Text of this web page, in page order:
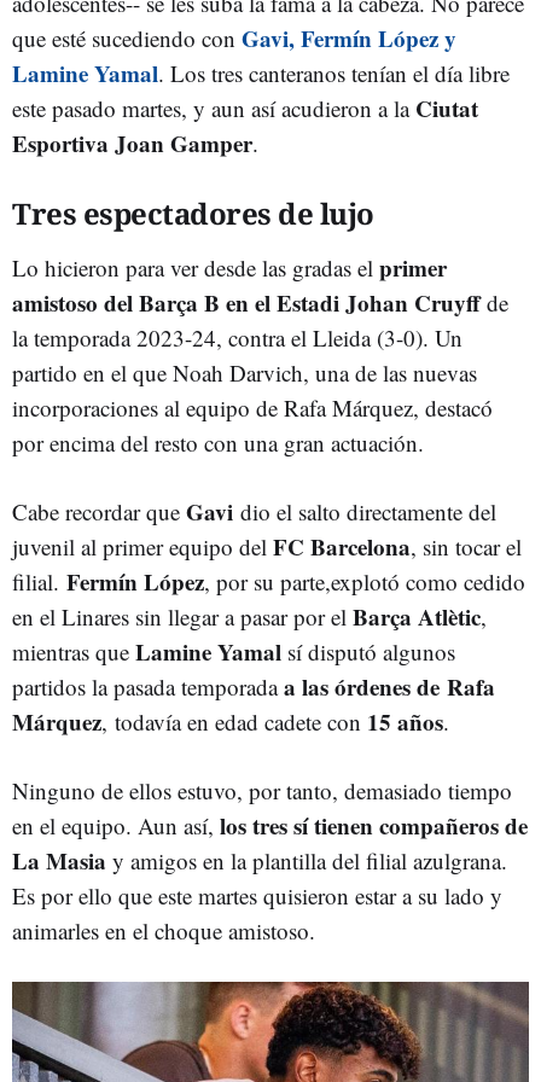
que esté sucediendo con Gavi, Fermín López y
Lamine Yamal. Los tres canteranos tenían el día libre
este pasado martes, y aun así acudieron a la Ciutat
Esportiva Joan Gamper.
Tres espectadores de lujo
Lo hicieron para ver desde las gradas el primer
amistoso del Barça B en el Estadi Johan Cruyffde
la temporada 2023-24, contra el Lleida (3-0). Un
partido en el que Noah Darvich, una de las nuevas
incorporaciones al equipo de Rafa Márquez, destacó
por encima del resto con una gran actuación.
Cabe recordar que Gavi dio el salto directamente del
juvenil al primer equipo del FC Barcelona, sin tocar el
filial. Fermín López, por su parte,explotó como cedido
en el Linares sin llegar a pasar por el Barça Atlètic,
mientras que Lamine Yamal sí disputó algunos
partidos la pasada temporadaa las órdenes de Rafa
Márquez, todavía en edad cadete con 15 años.
Ninguno de ellos estuvo, por tanto, demasiado tiempo
en el equipo. Aun así, los tres sí tienen compañeros de
La Masia y amigos en la plantilla del filial azulgrana.
Es por ello que este martes quisieron estar a su lado y
animarles en el choque amistoso.